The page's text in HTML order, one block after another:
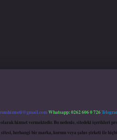
Whatsapp: 0262 606 0 726
hizmet vermektedir. Bu nedenle, sitedeki içerikleri
herhangi bir marka, kurum veya şahıs şirketi ile